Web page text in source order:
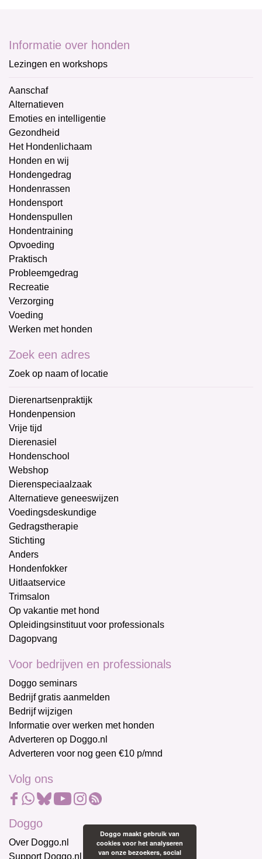
Informatie over honden
Lezingen en workshops
Aanschaf
Alternatieven
Emoties en intelligentie
Gezondheid
Het Hondenlichaam
Honden en wij
Hondengedrag
Hondenrassen
Hondensport
Hondenspullen
Hondentraining
Opvoeding
Praktisch
Probleemgedrag
Recreatie
Verzorging
Voeding
Werken met honden
Zoek een adres
Zoek op naam of locatie
Dierenartsenpraktijk
Hondenpension
Vrije tijd
Dierenasiel
Hondenschool
Webshop
Dierenspeciaalzaak
Alternatieve geneeswijzen
Voedingsdeskundige
Gedragstherapie
Stichting
Anders
Hondenfokker
Uitlaatservice
Trimsalon
Op vakantie met hond
Opleidingsinstituut voor professionals
Dagopvang
Voor bedrijven en professionals
Doggo seminars
Bedrijf gratis aanmelden
Bedrijf wijzigen
Informatie over werken met honden
Adverteren op Doggo.nl
Adverteren voor nog geen €10 p/mnd
Volg ons
Doggo
Over Doggo.nl
Support Doggo.nl
Doggo maakt gebruik van
cookies voor het analyseren
van onze bezoekers, social